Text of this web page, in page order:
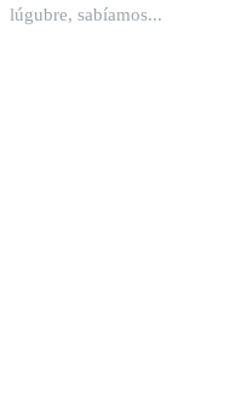
lúgubre, sabíamos...